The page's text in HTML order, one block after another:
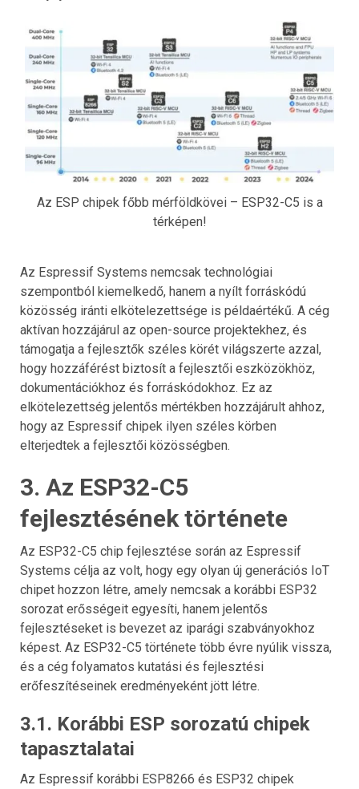
Az ESP chipek főbb mérföldkövei – ESP32-C5 is a
térképen!
Az Espressif Systems nemcsak technológiai
szempontból kiemelkedő, hanem a nyílt forráskódú
közösség iránti elkötelezettsége is példaértékű. A cég
aktívan hozzájárul az open-source projektekhez, és
támogatja a fejlesztők széles körét világszerte azzal,
hogy hozzáférést biztosít a fejlesztői eszközökhöz,
dokumentációkhoz és forráskódokhoz. Ez az
elkötelezettség jelentős mértékben hozzájárult ahhoz,
hogy az Espressif chipek ilyen széles körben
elterjedtek a fejlesztői közösségben.
3. Az ESP32-C5
fejlesztésének története
Az ESP32-C5 chip fejlesztése során az Espressif
Systems célja az volt, hogy egy olyan új generációs IoT
chipet hozzon létre, amely nemcsak a korábbi ESP32
sorozat erősségeit egyesíti, hanem jelentős
fejlesztéseket is bevezet az iparági szabványokhoz
képest. Az ESP32-C5 története több évre nyúlik vissza,
és a cég folyamatos kutatási és fejlesztési
erőfeszítéseinek eredményeként jött létre.
3.1. Korábbi ESP sorozatú chipek
tapasztalatai
Az Espressif korábbi ESP8266 és ESP32 chipek